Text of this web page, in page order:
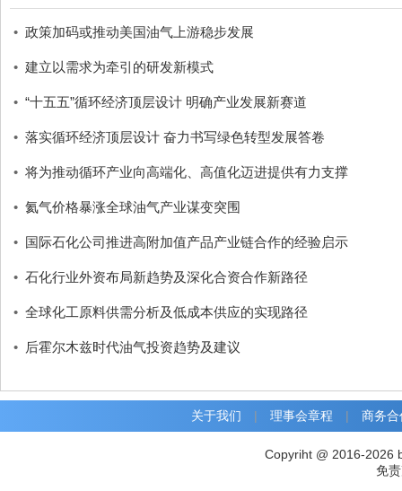
• 政策加码或推动美国油气上游稳步发展
• 建立以需求为牵引的研发新模式
• “十五五”循环经济顶层设计 明确产业发展新赛道
• 落实循环经济顶层设计 奋力书写绿色转型发展答卷
• 将为推动循环产业向高端化、高值化迈进提供有力支撑
• 氦气价格暴涨全球油气产业谋变突围
• 国际石化公司推进高附加值产品产业链合作的经验启示
• 石化行业外资布局新趋势及深化合资合作新路径
• 全球化工原料供需分析及低成本供应的实现路径
• 后霍尔木兹时代油气投资趋势及建议
关于我们 | 理事会章程 | 商务合
Copyriht @ 2016-2026
免责